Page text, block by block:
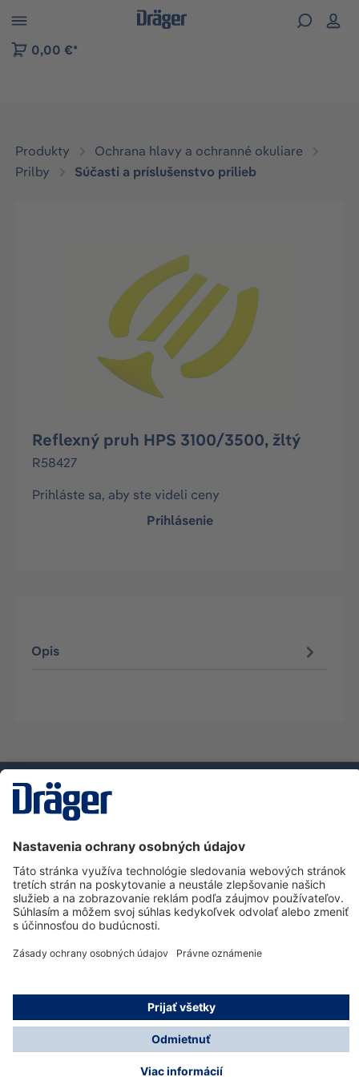
to B2B platform navigation
0,00 €*
Produkty
Ochrana hlavy a ochranné okuliare
Prilby
Súčasti a príslušenstvo prilieb
Reflexný pruh HPS 3100/3500, žltý
R58427
Prihláste sa, aby ste videli ceny
Prihlásenie
Opis
Zákaznícka infolinka
O spoločnosti Dräger
Informácie
© Dräger Slovensko, s.r.o., 2025
* Všetky ceny bez. DPH plus náklady na dopravu a
prípadné poplatky za doručenie, ak nie je uvedené inak.